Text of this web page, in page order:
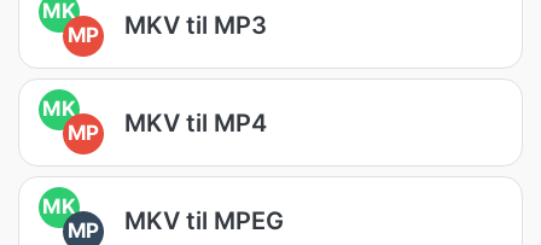
MK
MP
MKV til MP3
MK
MP
MKV til MP4
MK
MP
MKV til MPEG